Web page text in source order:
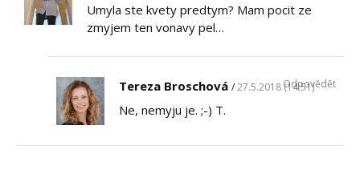
Umyla ste kvety predtym? Mam pocit ze
zmyjem ten vonavy pel…
Tereza Broschová 27.5.2018 (14:51)
Ne, nemyju je. ;-) T.
Odpovědět